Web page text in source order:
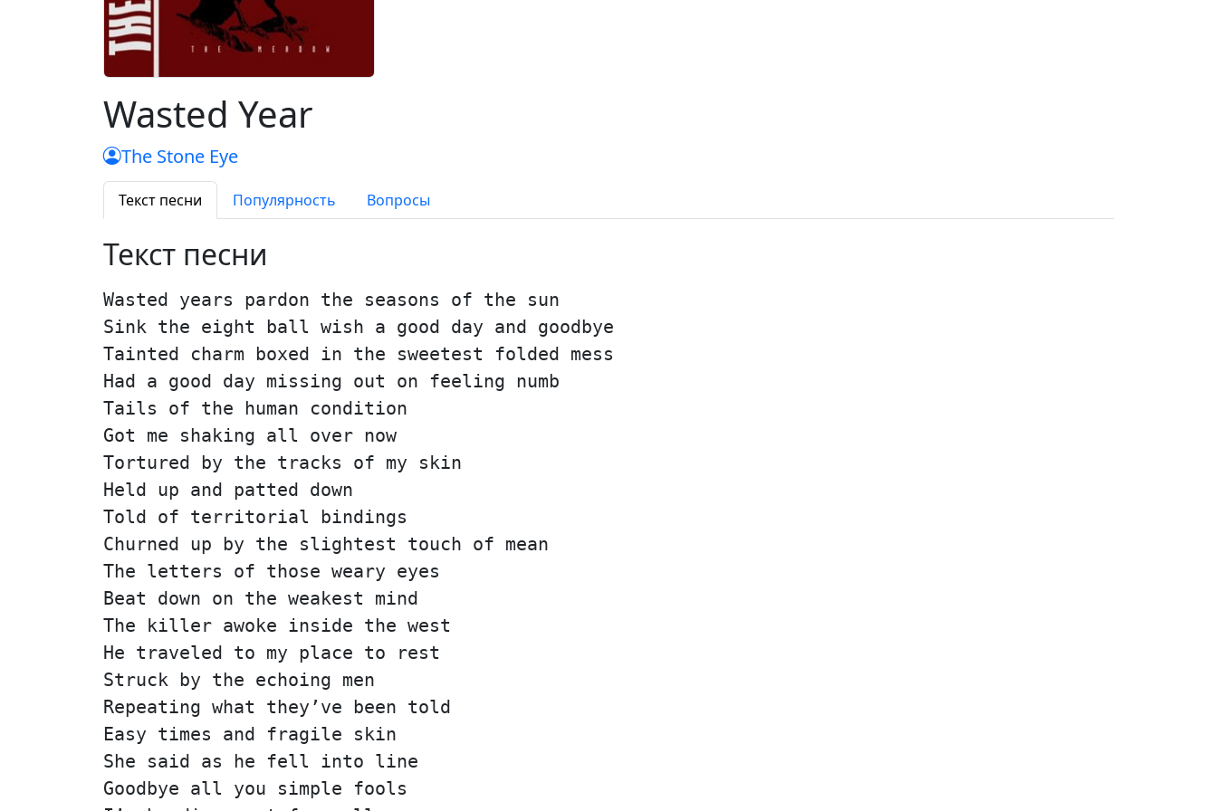
Wasted Year
The Stone Eye
Текст песни Популярность Вопросы
Текст песни
Wasted years pardon the seasons of the sun
Sink the eight ball wish a good day and goodbye
Tainted charm boxed in the sweetest folded mess
Had a good day missing out on feeling numb
Tails of the human condition
Got me shaking all over now
Tortured by the tracks of my skin
Held up and patted down
Told of territorial bindings
Churned up by the slightest touch of mean
The letters of those weary eyes
Beat down on the weakest mind
The killer awoke inside the west
He traveled to my place to rest
Struck by the echoing men
Repeating what they’ve been told
Easy times and fragile skin
She said as he fell into line
Goodbye all you simple fools